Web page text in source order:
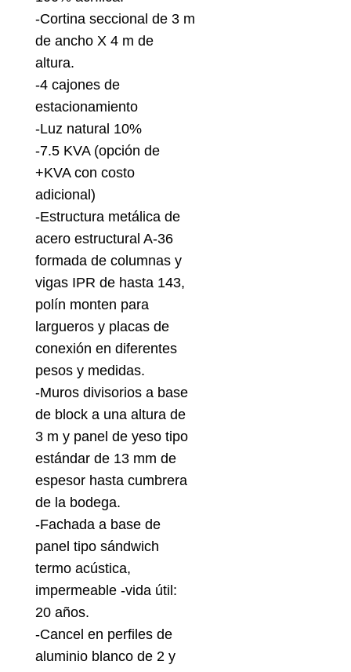
-Cortina seccional de 3 m
de ancho X 4 m de
altura.
-4 cajones de
estacionamiento
-Luz natural 10%
-7.5 KVA (opción de
+KVA con costo
adicional)
-Estructura metálica de
acero estructural A-36
formada de columnas y
vigas IPR de hasta 143,
polín monten para
largueros y placas de
conexión en diferentes
pesos y medidas.
-Muros divisorios a base
de block a una altura de
3 m y panel de yeso tipo
estándar de 13 mm de
espesor hasta cumbrera
de la bodega.
-Fachada a base de
panel tipo sándwich
termo acústica,
impermeable -vida útil:
20 años.
-Cancel en perfiles de
aluminio blanco de 2 y